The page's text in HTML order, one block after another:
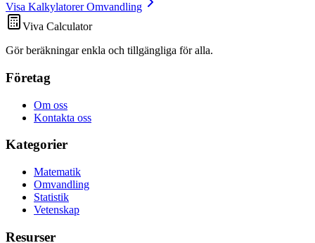
Visa Kalkylatorer Omvandling
Viva Calculator
Gör beräkningar enkla och tillgängliga för alla.
Företag
Om oss
Kontakta oss
Kategorier
Matematik
Omvandling
Statistik
Vetenskap
Resurser